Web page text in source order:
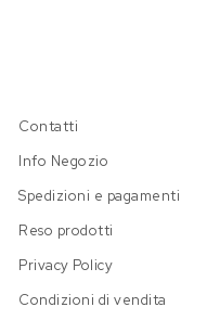
Contatti
Info Negozio
Spedizioni e pagamenti
Reso prodotti
Privacy Policy
Condizioni di vendita